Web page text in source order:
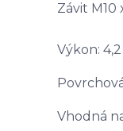
Závit M10
Výkon:
Vhodná